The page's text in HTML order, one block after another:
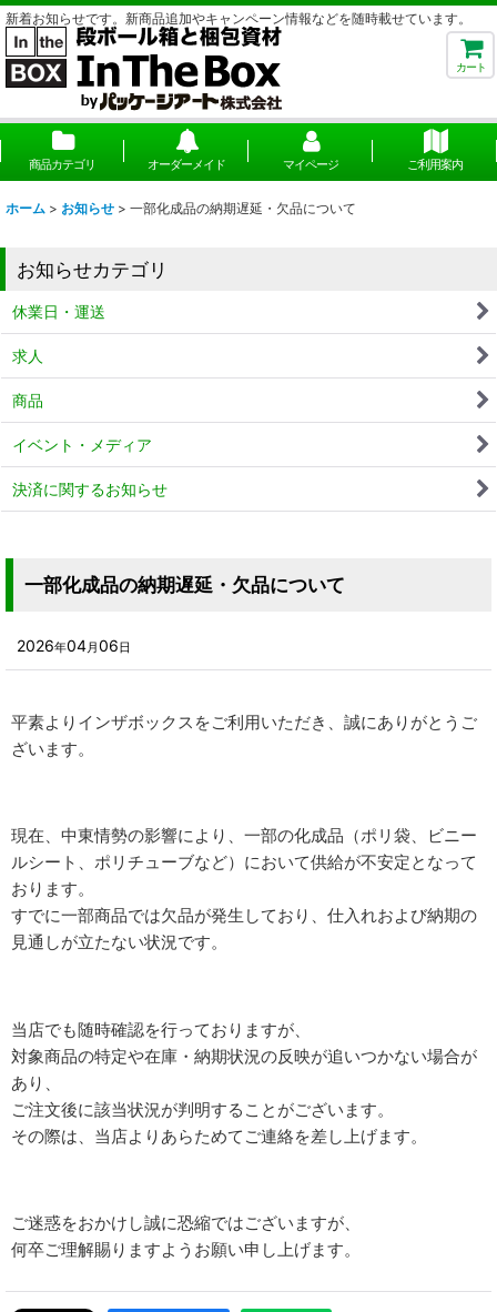
新着お知らせです。新商品追加やキャンペーン情報などを随時載せています。
カート
商品カテゴリ オーダーメイド マイページ ご利用案内
ホーム > お知らせ > 一部化成品の納期遅延・欠品について
一部化成品の納期遅延・欠品について
2026年04月06日
平素よりインザボックスをご利用いただき、誠にありがとうご
ざいます。
現在、中東情勢の影響により、一部の化成品（ポリ袋、ビニー
ルシート、ポリチューブなど）において供給が不安定となって
おります。
すでに一部商品では欠品が発生しており、仕入れおよび納期の
見通しが立たない状況です。
当店でも随時確認を行っておりますが、
対象商品の特定や在庫・納期状況の反映が追いつかない場合が
あり、
ご注文後に該当状況が判明することがございます。
その際は、当店よりあらためてご連絡を差し上げます。
ご迷惑をおかけし誠に恐縮ではございますが、
何卒ご理解賜りますようお願い申し上げます。
お知らせカテゴリ
休業日・運送
求人
商品
イベント・メディア
決済に関するお知らせ